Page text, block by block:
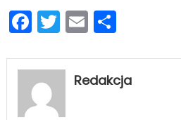
Facebook
Twitter
EmailPodziel
Redakcja